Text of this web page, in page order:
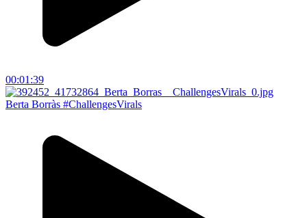
00:01:39
Berta Borràs #ChallengesVirals